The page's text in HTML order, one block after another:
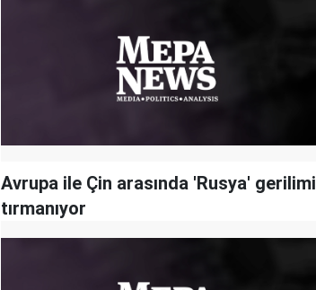
Avrupa ile Çin arasında 'Rusya' gerilimi
tırmanıyor